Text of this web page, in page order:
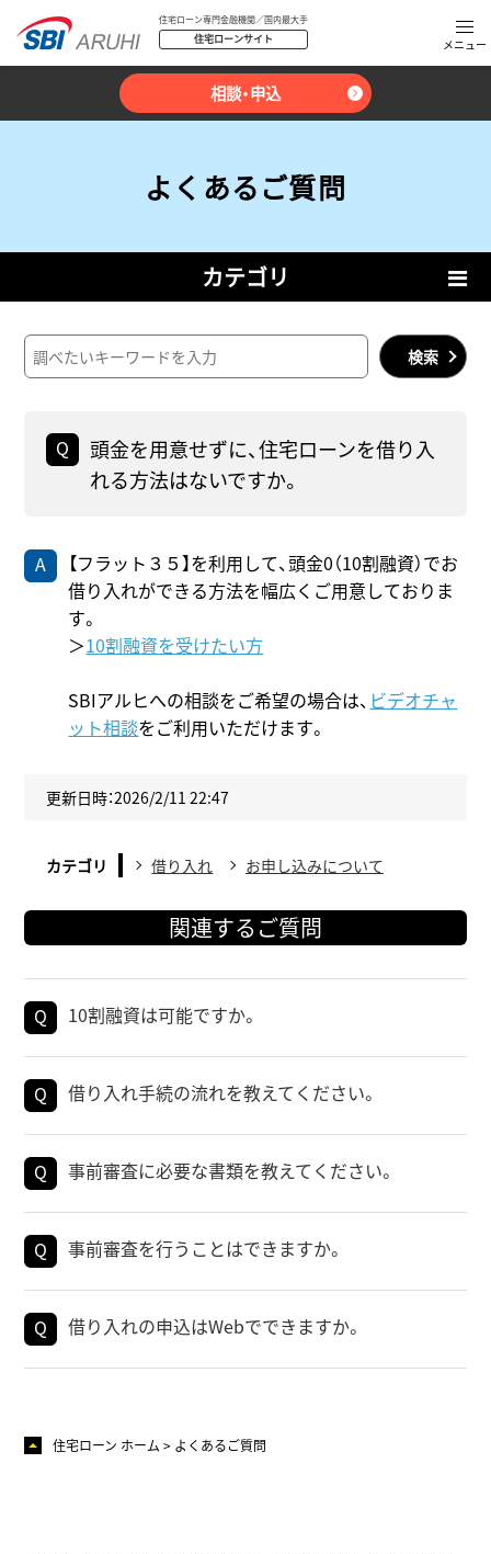
住宅ローン専門金融機関／国内最大手
住宅ローンサイト
相談・申込
よくあるご質問
カテゴリ
検索
頭金を用意せずに、住宅ローンを借り入
れる方法はないですか。
【フラット３５】を利用して、頭金0（10割融資）でお
借り入れができる方法を幅広くご用意しておりま
す。
＞10割融資を受けたい方
SBIアルヒへの相談をご希望の場合は、 ビデオチャ
ット相談をご利用いただけます。
更新日時：2026/2/11 22:47
カテゴリ 借り入れ お申し込みについて
関連するご質問
10割融資は可能ですか。
借り入れ手続の流れを教えてください。
事前審査に必要な書類を教えてください。
事前審査を行うことはできますか。
借り入れの申込はWebでできますか。
住宅ローン ホーム よくあるご質問